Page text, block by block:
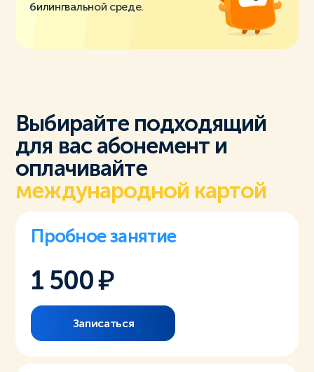
билингвальной среде.
Выбирайте подходящий
для вас абонемент и
оплачивайте
международной картой
Пробное занятие
1 500
Записаться